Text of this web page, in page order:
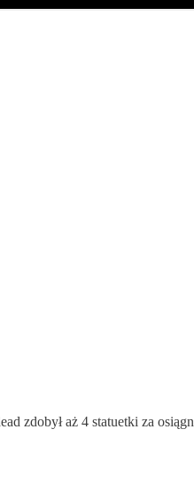
zdobył aż 4 statuetki za